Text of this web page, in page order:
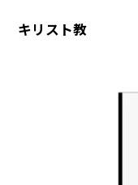
キリスト教